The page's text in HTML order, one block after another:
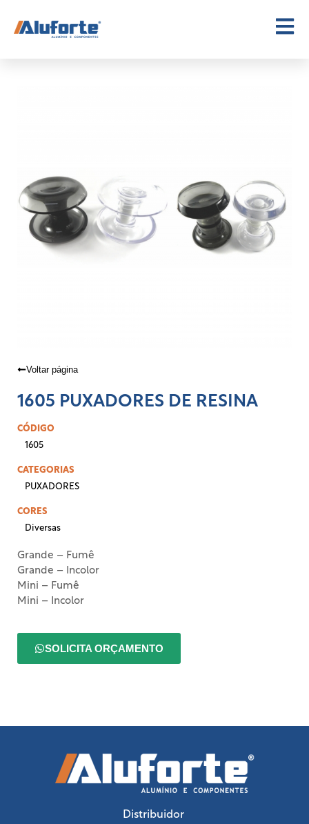
Voltar página
1605 PUXADORES DE RESINA
CÓDIGO
1605
CATEGORIAS
PUXADORES
CORES
Diversas
Grande – Fumê
Grande – Incolor
Mini – Fumê
Mini – Incolor
SOLICITA ORÇAMENTO
Distribuidor